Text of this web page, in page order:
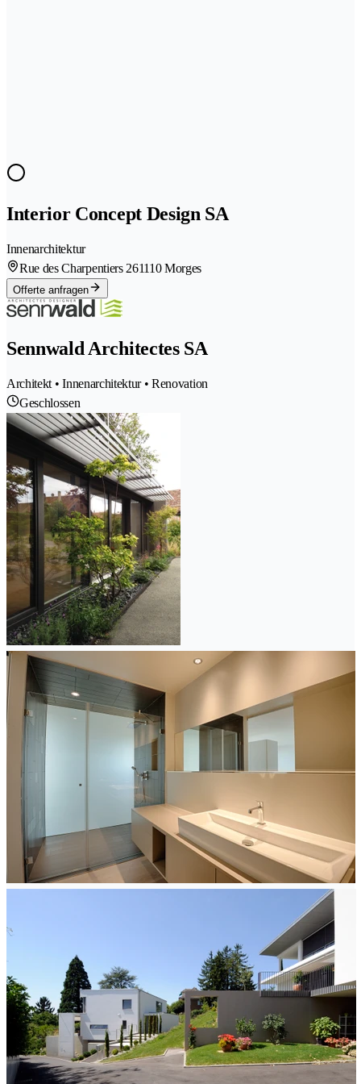
Interior Concept Design SA
Innenarchitektur
Rue des Charpentiers 261110 Morges
Offerte anfragen
Sennwald Architectes SA
Architekt • Innenarchitektur • Renovation
Geschlossen